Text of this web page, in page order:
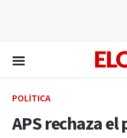
POLÍTICA
APS rechaza